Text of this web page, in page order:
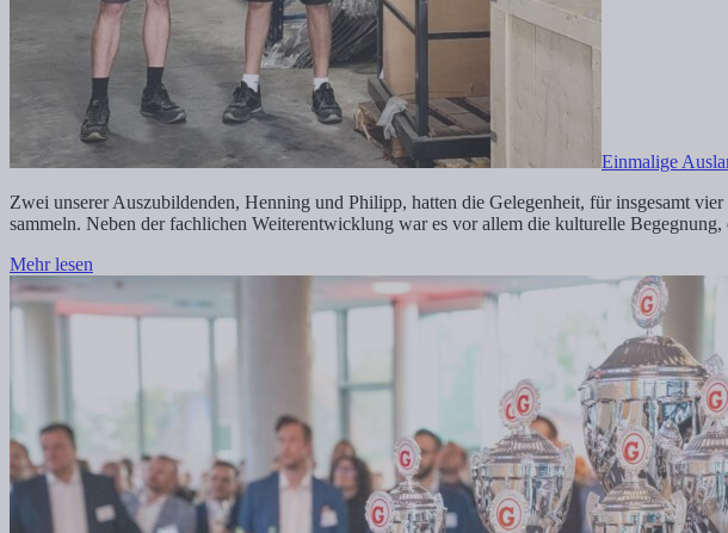
Einmalige
Zwei unserer Auszubildenden, Henning und Philipp, hatten die Gelegenheit, für insgesamt
sammeln. Neben der fachlichen Weiterentwicklung war es vor allem die kulturelle
Mehr lesen